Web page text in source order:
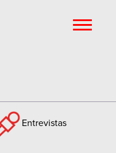
Entrevistas